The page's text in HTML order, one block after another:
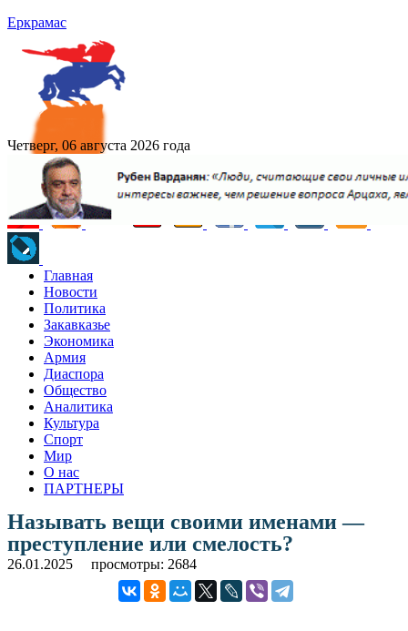
Еркрамас
Четверг, 06 августа 2026 года
Главная
Новости
Политика
Закавказье
Экономика
Армия
Диаспора
Общество
Аналитика
Культура
Спорт
Мир
О нас
ПАРТНЕРЫ
Называть вещи своими именами —
преступление или смелость?
26.01.2025 просмотры: 2684